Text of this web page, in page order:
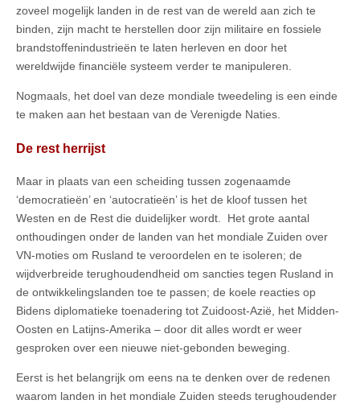
zoveel mogelijk landen in de rest van de wereld aan zich te
binden, zijn macht te herstellen door zijn militaire en fossiele
brandstoffenindustrieën te laten herleven en door het
wereldwijde financiële systeem verder te manipuleren.
Nogmaals, het doel van deze mondiale tweedeling is een einde
te maken aan het bestaan van de Verenigde Naties.
De rest herrijst
Maar in plaats van een scheiding tussen zogenaamde
‘democratieën’ en ‘autocratieën’ is het de kloof tussen het
Westen en de Rest die duidelijker wordt. Het grote aantal
onthoudingen onder de landen van het mondiale Zuiden over
VN-moties om Rusland te veroordelen en te isoleren; de
wijdverbreide terughoudendheid om sancties tegen Rusland in
de ontwikkelingslanden toe te passen; de koele reacties op
Bidens diplomatieke toenadering tot Zuidoost-Azië, het Midden-
Oosten en Latijns-Amerika – door dit alles wordt er weer
gesproken over een nieuwe niet-gebonden beweging.
Eerst is het belangrijk om eens na te denken over de redenen
waarom landen in het mondiale Zuiden steeds terughoudender